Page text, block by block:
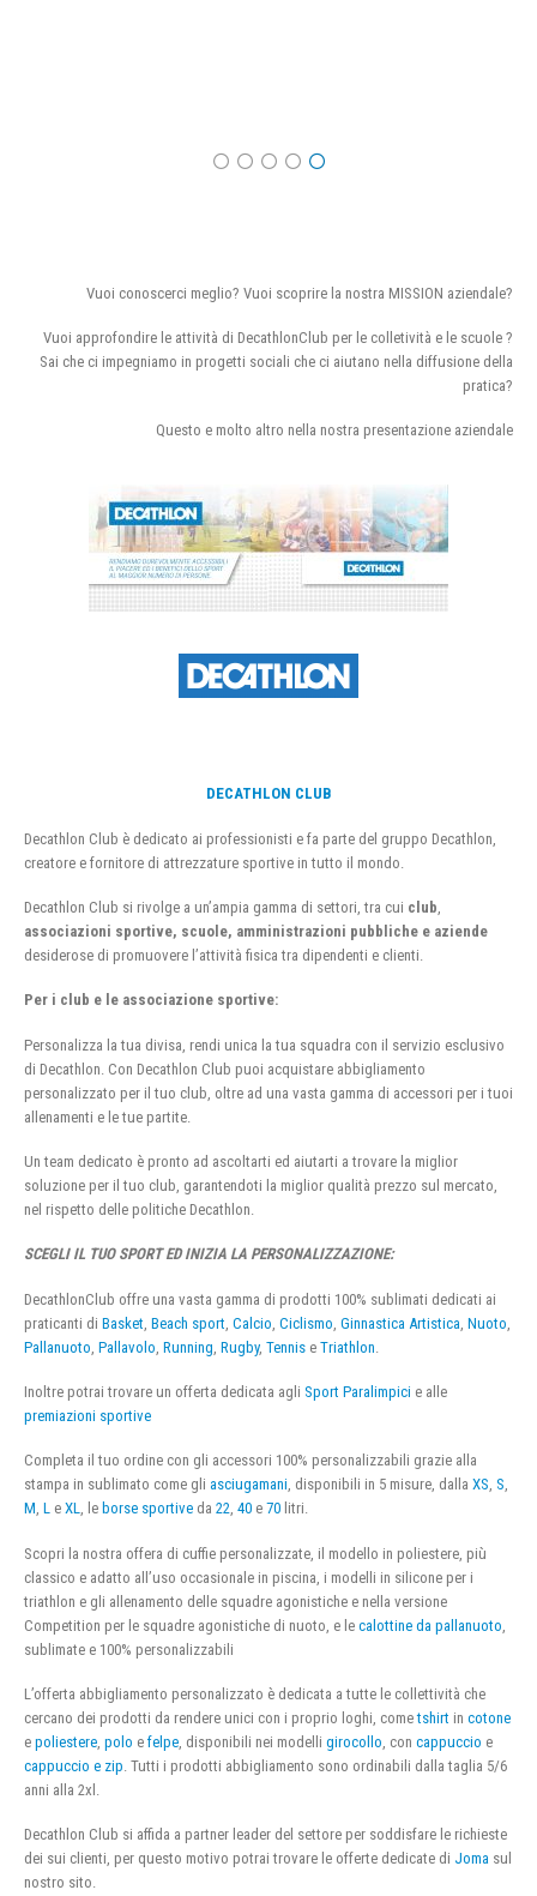
Vuoi conoscerci meglio? Vuoi scoprire la nostra MISSION aziendale?
Vuoi approfondire le attività di DecathlonClub per le colletività e le scuole ?
Sai che ci impegniamo in progetti sociali che ci aiutano nella diffusione della
pratica?
Questo e molto altro nella nostra presentazione aziendale
DECATHLON CLUB
Decathlon Club è dedicato ai professionisti e fa parte del gruppo Decathlon,
creatore e fornitore di attrezzature sportive in tutto il mondo.
Decathlon Club si rivolge a un’ampia gamma di settori, tra cui club
associazioni sportive, scuole, amministrazioni pubbliche e aziende
desiderose di promuovere l’attività fisica tra dipendenti e clienti.
Per i club e le associazione sportive:
Personalizza la tua divisa, rendi unica la tua squadra con il servizio esclusivo
di Decathlon. Con Decathlon Club puoi acquistare abbigliamento
personalizzato per il tuo club, oltre ad una vasta gamma di accessori per i tuoi
allenamenti e le tue partite.
Un team dedicato è pronto ad ascoltarti ed aiutarti a trovare la miglior
soluzione per il tuo club, garantendoti la miglior qualità prezzo sul mercato,
nel rispetto delle politiche Decathlon.
SCEGLI IL TUO SPORT ED INIZIA LA PERSONALIZZAZIONE:
DecathlonClub offre una vasta gamma di prodotti 100% sublimati dedicati ai
praticanti di Basket Beach sport Calcio Ciclismo Ginnastica Artistica Nuoto
Pallanuoto Pallavolo Running Rugby, Tennis e Triathlon
Inoltre potrai trovare un offerta dedicata agli Sport Paralimpici e alle
premiazioni sportive
Completa il tuo ordine con gli accessori 100% personalizzabili grazie alla
stampa in sublimato come gli asciugamani, disponibili in 5 misure, dalla XS, S,
M, L e XL, le borse sportive da 22, 40 e 70 litri.
Scopri la nostra offera di cuffie personalizzate, il modello in poliestere, più
classico e adatto all’uso occasionale in piscina, i modelli in silicone per i
triathlon e gli allenamento delle squadre agonistiche e nella versione
Competition per le squadre agonistiche di nuoto, e le calottine da pallanuoto
sublimate e 100% personalizzabili
L’offerta abbigliamento personalizzato è dedicata a tutte le collettività che
cercano dei prodotti da rendere unici con i proprio loghi, cometshirt in cotone
e poliestere polo e felpe , disponibili nei modelli girocollo , con cappuccio e
cappuccio e zip . Tutti i prodotti abbigliamento sono ordinabili dalla taglia 5/6
anni alla 2xl.
Decathlon Club si affida a partner leader del settore per soddisfare le richieste
dei sui clienti, per questo motivo potrai trovare le offerte dedicate di Joma sul
nostro sito.